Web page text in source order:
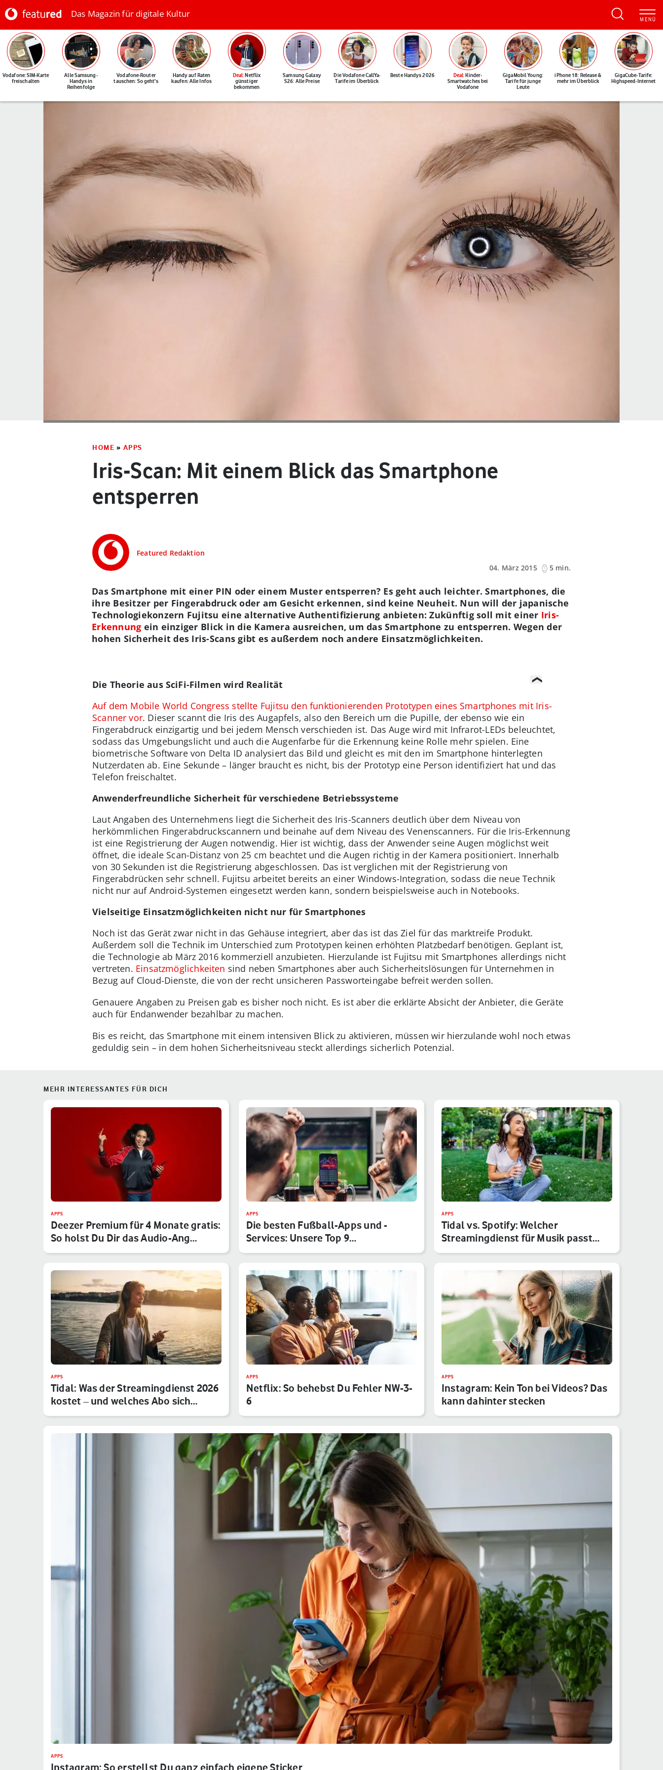
Das Magazin für digitale Kultur
Vodafone: SIM-Karte
freischalten
Alle Samsung-
Handys in
Reihenfolge
Vodafone-Router
tauschen: So geht's
Handy auf Raten
kaufen: Alle Infos
Deal: Netflix
günstiger
bekommen
Samsung Galaxy
S26: Alle Preise
Die Vodafone CallYa-
Tarife im Überblick
Beste Handys 2026 Deal: Kinder-
Smartwatches bei
Vodafone
GigaMobil Young:
Tarife für junge
Leute
iPhone 18: Release &
mehr im Überblick
GigaCube-Tarife:
Highspeed-Internet
HOME » APPS
Iris-Scan: Mit einem Blick das Smartphone
entsperren
Featured Redaktion
04. März 2015
5 min.
Das Smartphone mit einer PIN oder einem Muster entsperren? Es geht auch leichter. Smartphones, die
ihre Besitzer per Fingerabdruck oder am Gesicht erkennen, sind keine Neuheit. Nun will der japanische
Technologiekonzern Fujitsu eine alternative Authentifizierung anbieten: Zukünftig soll mit einer Iris-
Erkennung ein einziger Blick in die Kamera ausreichen, um das Smartphone zu entsperren. Wegen der
hohen Sicherheit des Iris-Scans gibt es außerdem noch andere Einsatzmöglichkeiten.
Die Theorie aus SciFi-Filmen wird Realität
Auf dem Mobile World Congress stellte Fujitsu den funktionierenden Prototypen eines Smartphones mit Iris-
Scanner vor. Dieser scannt die Iris des Augapfels, also den Bereich um die Pupille, der ebenso wie ein
Fingerabdruck einzigartig und bei jedem Mensch verschieden ist. Das Auge wird mit Infrarot-LEDs beleuchtet,
sodass das Umgebungslicht und auch die Augenfarbe für die Erkennung keine Rolle mehr spielen. Eine
biometrische Software von Delta ID analysiert das Bild und gleicht es mit den im Smartphone hinterlegten
Nutzerdaten ab. Eine Sekunde – länger braucht es nicht, bis der Prototyp eine Person identifiziert hat und das
Telefon freischaltet.
Anwenderfreundliche Sicherheit für verschiedene Betriebssysteme
Laut Angaben des Unternehmens liegt die Sicherheit des Iris-Scanners deutlich über dem Niveau von
herkömmlichen Fingerabdruckscannern und beinahe auf dem Niveau des Venenscanners. Für die Iris-Erkennung
ist eine Registrierung der Augen notwendig. Hier ist wichtig, dass der Anwender seine Augen möglichst weit
öffnet, die ideale Scan-Distanz von 25 cm beachtet und die Augen richtig in der Kamera positioniert. Innerhalb
von 30 Sekunden ist die Registrierung abgeschlossen. Das ist verglichen mit der Registrierung von
Fingerabdrücken sehr schnell. Fujitsu arbeitet bereits an einer Windows-Integration, sodass die neue Technik
nicht nur auf Android-Systemen eingesetzt werden kann, sondern beispielsweise auch in Notebooks.
Vielseitige Einsatzmöglichkeiten nicht nur für Smartphones
Noch ist das Gerät zwar nicht in das Gehäuse integriert, aber das ist das Ziel für das marktreife Produkt.
Außerdem soll die Technik im Unterschied zum Prototypen keinen erhöhten Platzbedarf benötigen. Geplant ist,
die Technologie ab März 2016 kommerziell anzubieten. Hierzulande ist Fujitsu mit Smartphones allerdings nicht
vertreten. Einsatzmöglichkeiten sind neben Smartphones aber auch Sicherheitslösungen für Unternehmen in
Bezug auf Cloud-Dienste, die von der recht unsicheren Passworteingabe befreit werden sollen.
Genauere Angaben zu Preisen gab es bisher noch nicht. Es ist aber die erklärte Absicht der Anbieter, die Geräte
auch für Endanwender bezahlbar zu machen.
Bis es reicht, das Smartphone mit einem intensiven Blick zu aktivieren, müssen wir hierzulande wohl noch etwas
geduldig sein – in dem hohen Sicherheitsniveau steckt allerdings sicherlich Potenzial.
MEHR INTERESSANTES FÜR DICH
APPS
Deezer Premium für 4 Monate gratis:
So holst Du Dir das Audio-Ang…
APPS
Die besten Fußball-Apps und -
Services: Unsere Top 9
Anwendungen f…
APPS
Tidal vs. Spotify: Welcher
Streamingdienst für Musik passt
besser…
APPS
Tidal: Was der Streamingdienst 2026
kostet – und welches Abo sich…
APPS
Netflix: So behebst Du Fehler NW-3-
6
APPS
Instagram: Kein Ton bei Videos? Das
kann dahinter stecken
APPS
Instagram: So erstellst Du ganz einfach eigene Sticker